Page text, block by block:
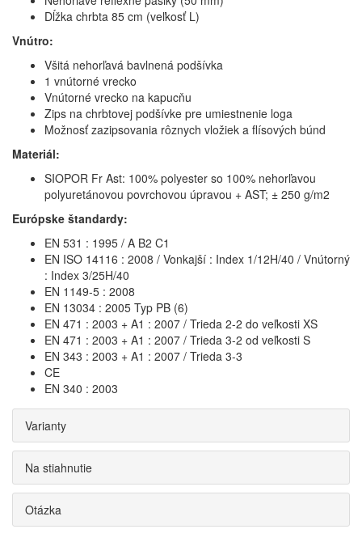
Dĺžka chrbta 85 cm (veľkosť L)
Vnútro:
Všitá nehorľavá bavlnená podšívka
1 vnútorné vrecko
Vnútorné vrecko na kapucňu
Zips na chrbtovej podšívke pre umiestnenie loga
Možnosť zazipsovania rôznych vložiek a flísových búnd
Materiál:
SIOPOR Fr Ast: 100% polyester so 100% nehorľavou
polyuretánovou povrchovou úpravou + AST; ± 250 g/m2
Európske štandardy:
EN 531 : 1995 / A B2 C1
EN ISO 14116 : 2008 / Vonkajší : Index 1/12H/40 / Vnútorný
: Index 3/25H/40
EN 1149-5 : 2008
EN 13034 : 2005 Typ PB (6)
EN 471 : 2003 + A1 : 2007 / Trieda 2-2 do veľkosti XS
EN 471 : 2003 + A1 : 2007 / Trieda 3-2 od veľkosti S
EN 343 : 2003 + A1 : 2007 / Trieda 3-3
CE
EN 340 : 2003
Varianty
Na stiahnutie
Otázka